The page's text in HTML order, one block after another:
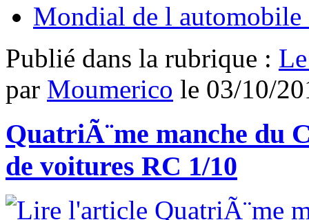
Mondial de l automobile
Publié dans la rubrique :
par Moumerico le 03/10/
QuatriÃ¨me manche du
de voitures RC 1/10